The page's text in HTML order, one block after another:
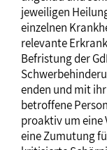
jeweiligen
einzelnen
relevante
Befristung der
enden und mit
betroffene
proaktiv um eine
eine Zumutung